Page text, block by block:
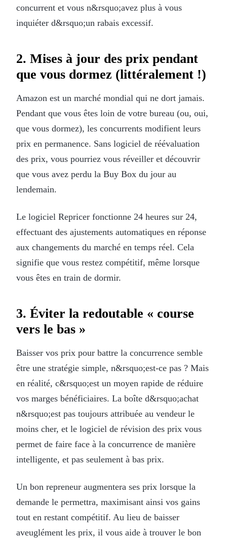
concurrent et vous n&rsquo;avez plus à vous
inquiéter d&rsquo;un rabais excessif.
2. Mises à jour des prix pendant
que vous dormez (littéralement !)
Amazon est un marché mondial qui ne dort jamais.
Pendant que vous êtes loin de votre bureau (ou, oui,
que vous dormez), les concurrents modifient leurs
prix en permanence. Sans logiciel de réévaluation
des prix, vous pourriez vous réveiller et découvrir
que vous avez perdu la Buy Box du jour au
lendemain.
Le logiciel Repricer fonctionne 24 heures sur 24,
effectuant des ajustements automatiques en réponse
aux changements du marché en temps réel. Cela
signifie que vous restez compétitif, même lorsque
vous êtes en train de dormir.
3. Éviter la redoutable « course
vers le bas »
Baisser vos prix pour battre la concurrence semble
être une stratégie simple, n&rsquo;est-ce pas ? Mais
en réalité, c&rsquo;est un moyen rapide de réduire
vos marges bénéficiaires. La boîte d&rsquo;achat
n&rsquo;est pas toujours attribuée au vendeur le
moins cher, et le logiciel de révision des prix vous
permet de faire face à la concurrence de manière
intelligente, et pas seulement à bas prix.
Un bon repreneur augmentera ses prix lorsque la
demande le permettra, maximisant ainsi vos gains
tout en restant compétitif. Au lieu de baisser
aveuglément les prix, il vous aide à trouver le bon